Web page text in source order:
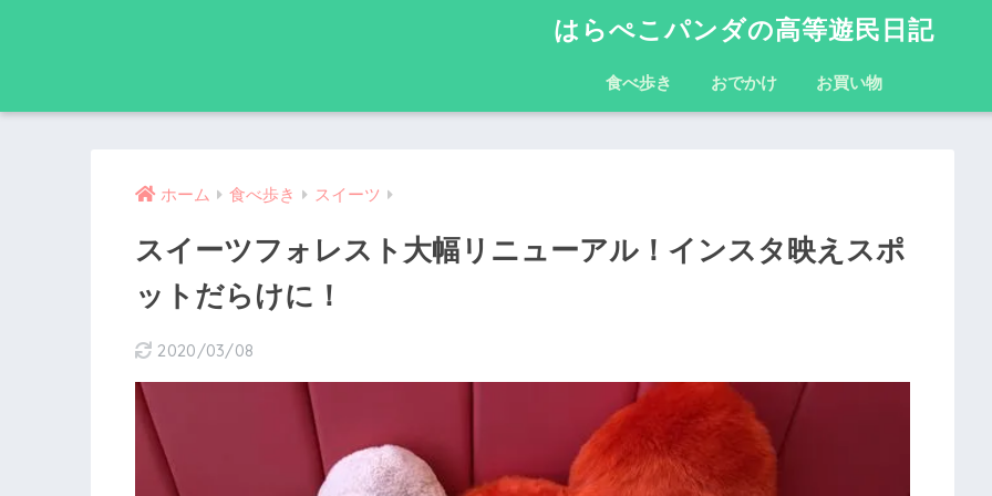
はらぺこパンダの高等遊民日記
食べ歩き おでかけ お買い物
ホーム 食べ歩き スイーツ
スイーツフォレスト大幅リニューアル！インスタ映えスポ
ットだらけに！
2020/03/08